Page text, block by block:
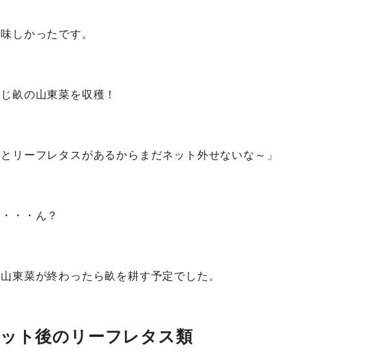
しかったです。
畝の山東菜を収穫！
リーフレタスがあるからまだネット外せないな～」
・・ん？
東菜が終わったら畝を耕す予定でした。
リーフレタス類